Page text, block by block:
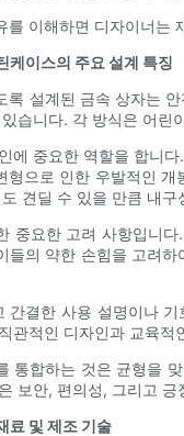
를 이해하면 디자이너는
케이스의 주요 설계 특징
록 설계된 금속 상자는
습니다. 각 방식은 어린
에 중요한 역할을 합니
형으로 인한 우발적인
견딜 수 있을 만큼 내구
중요한 고려 사항입니
들의 약한 손힘을 고려
간결한 사용 설명이나
관적인 디자인과 교육
통합하는 것은 균형을
보안, 편의성, 그리고
료 및 제조 기술